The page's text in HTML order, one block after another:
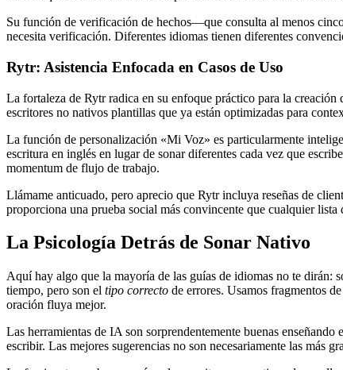
Su función de verificación de hechos—que consulta al menos
necesita verificación. Diferentes idiomas tienen diferentes
Rytr: Asistencia Enfocada en Casos de Uso
La fortaleza de Rytr radica en su enfoque práctico para la creación
escritores no nativos plantillas que ya están optimizadas para
La función de personalización «Mi Voz» es particularmente
escritura en inglés en lugar de sonar diferentes cada vez que
momentum de flujo de trabajo.
Llámame anticuado, pero aprecio que Rytr incluya reseñas de
proporciona una prueba social más convincente que cualquier lista
La Psicología Detrás de Sonar Nativo
Aquí hay algo que la mayoría de las guías de idiomas no te dirán:
tiempo, pero son el tipo correcto de errores. Usamos fragmentos
oración fluya mejor.
Las herramientas de IA son sorprendentemente buenas
escribir. Las mejores sugerencias no son necesariamente las más